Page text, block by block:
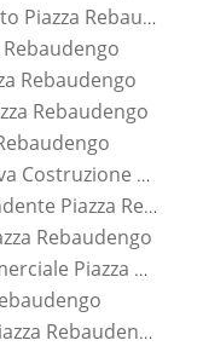
Valutazione Appartamento Piazza Rebaudengo
Rebaudengo
Rebaudengo
Valutazione Casa Di Nuova Costruzione Piazza Rebaudengo
Valutazione Casa Indipendente Piazza Rebaudengo
Rebaudengo
Valutazione Locale Commerciale Piazza Rebaudengo
Valutazione Magazzino Piazza Rebaudengo